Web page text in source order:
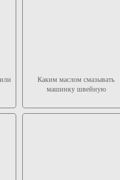
Каким маслом смазывать
машинку швейную